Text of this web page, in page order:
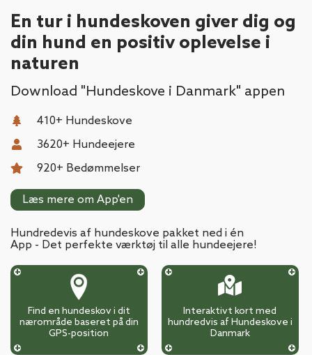
En tur i hundeskoven giver dig og
din hund en positiv oplevelse i
naturen
Download "Hundeskove i Danmark" appen
410+ Hundeskove
3620+ Hundeejere
920+ Bedømmelser
Læs mere om App'en
Hundredevis af hundeskove pakket ned i én
App - Det perfekte værktøj til alle hundeejere!
Find en hundeskov i dit
nærområde baseret på din
GPS-position
Interaktivt kort med
hundredvis af Hundeskove i
Danmark